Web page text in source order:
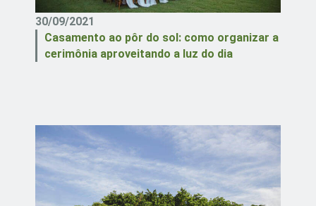
30/09/2021
Casamento ao pôr do sol: como organizar a
cerimônia aproveitando a luz do dia